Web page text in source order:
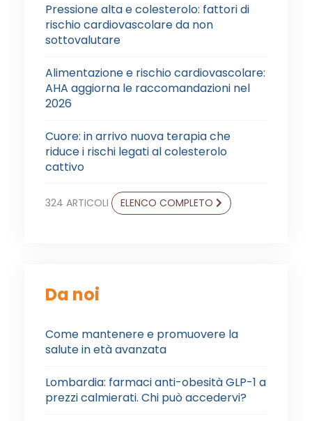
Pressione alta e colesterolo: fattori di
rischio cardiovascolare da non
sottovalutare
Alimentazione e rischio cardiovascolare:
AHA aggiorna le raccomandazioni nel
2026
Cuore: in arrivo nuova terapia che
riduce i rischi legati al colesterolo
cattivo
324 ARTICOLI ELENCO COMPLETO
Da noi
Come mantenere e promuovere la
salute in età avanzata
Lombardia: farmaci anti-obesità GLP-1 a
prezzi calmierati. Chi può accedervi?